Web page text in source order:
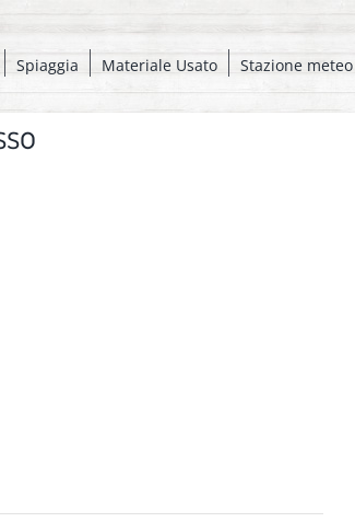
Spiaggia Materiale Usato Stazione meteo